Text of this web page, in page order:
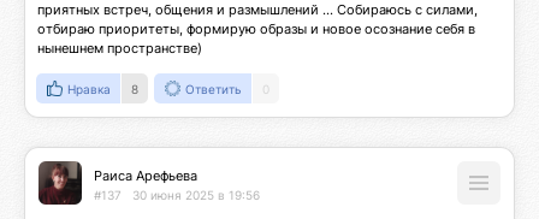
приятных встреч, общения и размышлений ... Собираюсь с силами,
отбираю приоритеты, формирую образы и новое осознание себя в
нынешнем пространстве)
Нравка 8 Ответить 0
Раиса Арефьева
#137 30 июня 2025 в 19:56